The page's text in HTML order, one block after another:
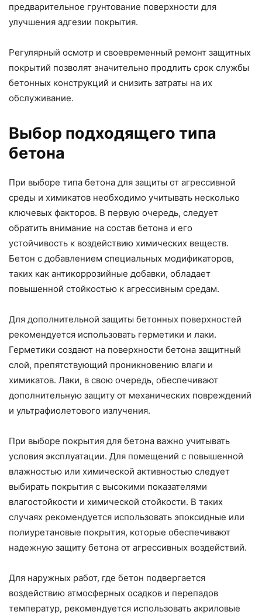
предварительное грунтование поверхности для
улучшения адгезии покрытия.
Регулярный осмотр и своевременный ремонт защитных
покрытий позволят значительно продлить срок службы
бетонных конструкций и снизить затраты на их
обслуживание.
Выбор подходящего типа
бетона
При выборе типа бетона для защиты от агрессивной
среды и химикатов необходимо учитывать несколько
ключевых факторов. В первую очередь, следует
обратить внимание на состав бетона и его
устойчивость к воздействию химических веществ.
Бетон с добавлением специальных модификаторов,
таких как антикоррозийные добавки, обладает
повышенной стойкостью к агрессивным средам.
Для дополнительной защиты бетонных поверхностей
рекомендуется использовать герметики и лаки.
Герметики создают на поверхности бетона защитный
слой, препятствующий проникновению влаги и
химикатов. Лаки, в свою очередь, обеспечивают
дополнительную защиту от механических повреждений
и ультрафиолетового излучения.
При выборе покрытия для бетона важно учитывать
условия эксплуатации. Для помещений с повышенной
влажностью или химической активностью следует
выбирать покрытия с высокими показателями
влагостойкости и химической стойкости. В таких
случаях рекомендуется использовать эпоксидные или
полиуретановые покрытия, которые обеспечивают
надежную защиту бетона от агрессивных воздействий.
Для наружных работ, где бетон подвергается
воздействию атмосферных осадков и перепадов
температур, рекомендуется использовать акриловые